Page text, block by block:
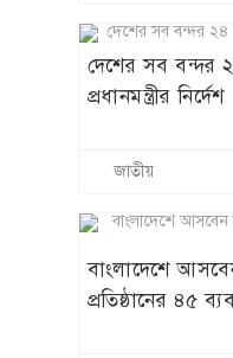
দেশের সব বন্দর
প্রধানমন্ত্রীর নির্দেশ
জাতীয়
বাংলাদেশে আসবেন
প্রতিষ্ঠানের ৪৫